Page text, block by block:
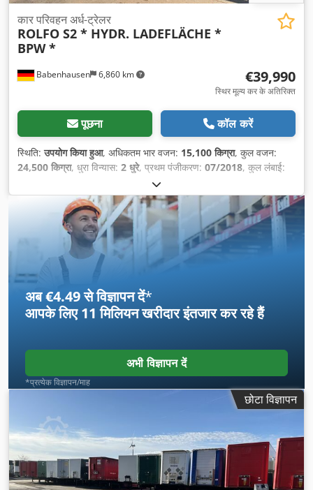
Babenhausen 6,860 km
कार परिवहन अर्ध-ट्रेलर
ROLFO S2 * HYDR. LADEFLÄCHE *
BPW *
€39,990
स्थिर मूल्य कर के अतिरिक्त
पूछना कॉल करें
स्थिति:उपयोग किया हुआ, अधिकतम भार वजन: 15,100 किग्रा, कुल वजन:
24,500 किग्रा, धुरा विन्यास: 2 धुरे, प्रथम पंजीकरण: 07/2018, कुल लंबाई:
2,550 मिमी, कुल ऊँचाई:
2018, उपकरण:एबीएस,
अब €4.49 से विज्ञापन दें*
आपके लिए11 मिलियन खरीदारइंतजार कर रहे हैं
अभी विज्ञापन दें
*प्रत्येक विज्ञापन/माह
छोटा विज्ञापन